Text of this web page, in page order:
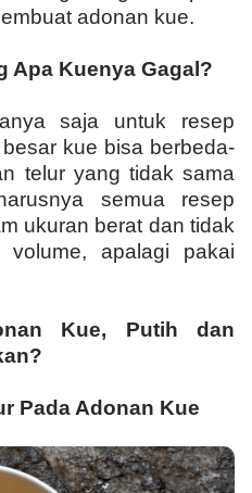
adonan kue.
Apa Kuenya Gagal?
saja untuk resep
kue bisa berbeda-
telur yang tidak sama
semua resep
ukuran berat dan tidak
volume, apalagi pakai
Kue, Putih dan
Pada Adonan Kue